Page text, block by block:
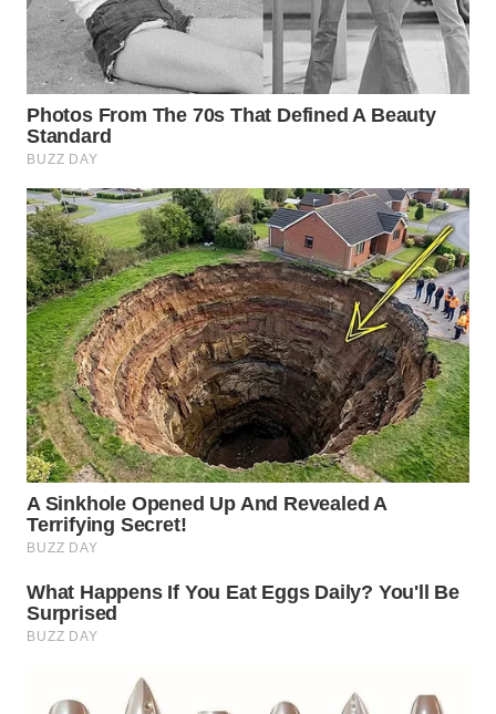
WN
PAKPAK
WN
KARAWANG
BEKASI
WN
BOGOR
WN
DEPOK
WN
TAPANULI
UTARA
WN
SAMOSIR
WN
PADANG